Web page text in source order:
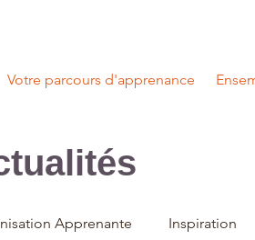
Votre parcours d'apprenance
Apprenante Inspiration